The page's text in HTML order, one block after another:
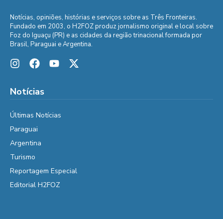
Notícias, opiniões, histórias e serviços sobre as Três Fronteiras.
Fundado em 2003, o H2FOZ produz jornalismo original e local sobre
Foz do Iguaçu (PR) e as cidades da região trinacional formada por
Brasil, Paraguai e Argentina.
Notícias
Últimas Notícias
Paraguai
Argentina
Turismo
Reportagem Especial
Editorial H2FOZ